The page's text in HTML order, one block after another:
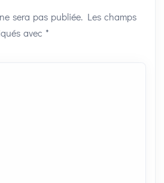
sera pas publiée. Les champs
avec *